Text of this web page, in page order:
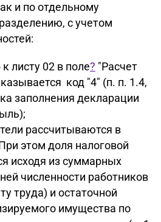
и по отдельному
с учетом
листу 02 в поле? "Расчет
код "4" (п. п. 1.4,
заполнения декларации
рассчитываются в
этом доля налоговой
исходя из суммарных
численности работников
труда) и остаточной
имущества по